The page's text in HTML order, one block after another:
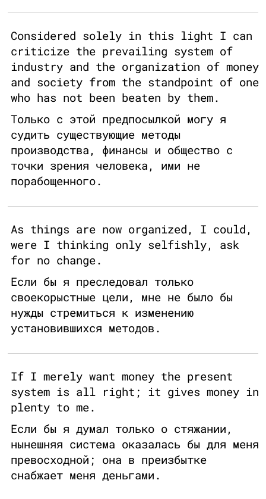
Considered solely in this light I can
criticize the prevailing system of
industry and the organization of money
and society from the standpoint of one
who has not been beaten by them.
Только с этой предпосылкой могу я
судить существующие методы
производства, финансы и общество с
точки зрения человека, ими не
порабощенного.
As things are now organized, I could,
were I thinking only selfishly, ask
for no change.
Если бы я преследовал только
своекорыстные цели, мне не было бы
нужды стремиться к изменению
установившихся методов.
If I merely want money the present
system is all right; it gives money in
plenty to me.
Если бы я думал только о стяжании,
нынешняя система оказалась бы для меня
превосходной; она в преизбытке
снабжает меня деньгами.